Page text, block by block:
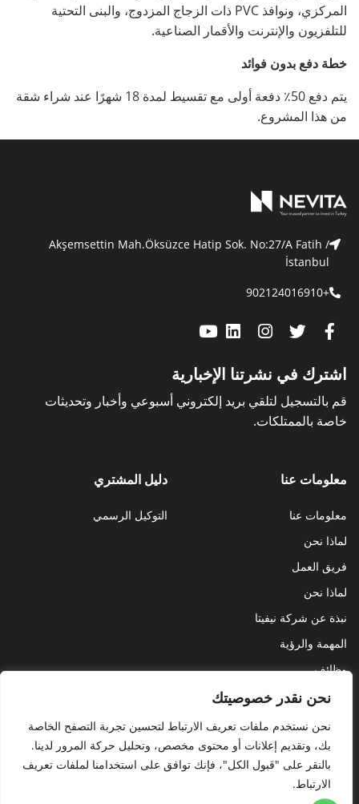
نحن نقدر خصوصيتك
نحن نستخدم ملفات تعريف الارتباط لتحسين تجربة التصفح الخاصة
بك، وتقديم إعلانات أو محتوى مخصص، وتحليل حركة المرور لدينا.
بالنقر على "قبول الكل"، فإنك توافق على استخدامنا لملفات تعريف
الارتباط.
المركزي، ونوافذ PVC ذات الزجاج المزدوج، والبنى التحتية
للتلفزيون والإنترنت والأقمار الصناعية.
خطة دفع بدون فوائد
يتم دفع 50٪ دفعة أولى مع تقسيط لمدة 18 شهرًا عند شراء شقة
من هذا المشروع.
Akşemsettin Mah.Öksüzce Hatip Sok. No:27/A Fatih /
İstanbul
+902124016910
اشترك في نشرتنا الإخبارية
قم بالتسجيل لتلقي بريد إلكتروني أسبوعي وأخبار وتحديثات
خاصة بالممتلكات.
معلومات عنا
معلومات عنا
لماذا نحن
فريق العمل
لماذا نحن
نبذة عن شركة نيفيتا
المهمة والرؤية
وظائف
دليل المشتري
التوكيل الرسمي